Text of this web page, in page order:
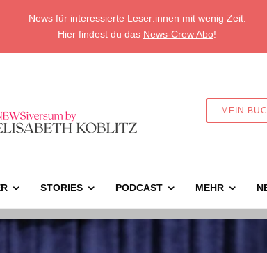
News für interessierte Leser:innen mit wenig Zeit.
Hier findest du das News-Crew Abo!
MEIN
STORIES PODCAST MEHR